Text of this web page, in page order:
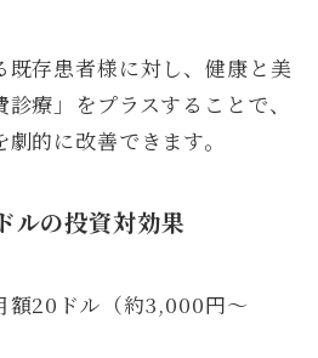
存患者様に対し、健康と美
療」をプラスすることで、
的に改善できます。
ルの投資対効果
額20ドル（約3,000円〜